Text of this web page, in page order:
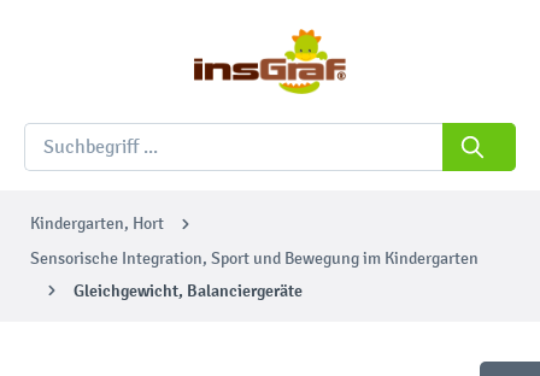
Kindergarten, Hort
Sensorische Integration, Sport und Bewegung im Kindergarten
Gleichgewicht, Balanciergeräte